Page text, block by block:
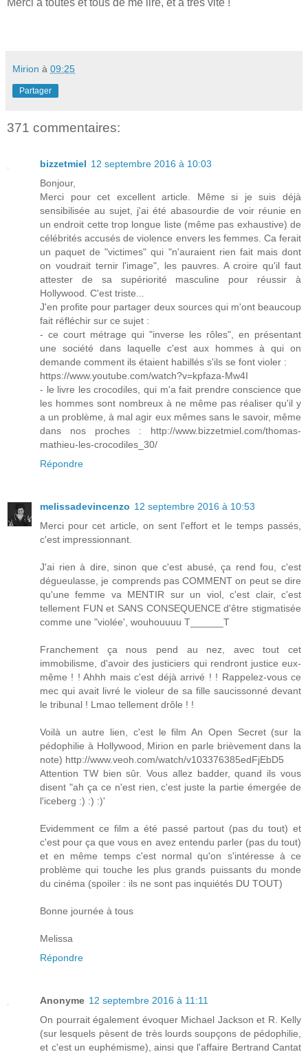
Merci à toutes et tous de me lire, et à très vite !
Mirion à 09:25
Partager
371 commentaires:
bizzetmiel 12 septembre 2016 à 10:03
Bonjour,
Merci pour cet excellent article. Même si je suis déjà
sensibilisée au sujet, j'ai été abasourdie de voir réunie en
un endroit cette trop longue liste (même pas exhaustive) de
célébrités accusés de violence envers les femmes. Ca ferait
un paquet de "victimes" qui "n'auraient rien fait mais dont
on voudrait ternir l'image", les pauvres. A croire qu'il faut
attester de sa supériorité masculine pour réussir à
Hollywood. C'est triste...
J'en profite pour partager deux sources qui m'ont beaucoup
fait réfléchir sur ce sujet :
- ce court métrage qui "inverse les rôles", en présentant
une société dans laquelle c'est aux hommes à qui on
demande comment ils étaient habillés s'ils se font violer :
https://www.youtube.com/watch?v=kpfaza-Mw4I
- le livre les crocodiles, qui m'a fait prendre conscience que
les hommes sont nombreux à ne même pas réaliser qu'il y
a un problème, à mal agir eux mêmes sans le savoir, même
dans nos proches : http://www.bizzetmiel.com/thomas-
mathieu-les-crocodiles_30/
Répondre
melissadevincenzo 12 septembre 2016 à 10:53
Merci pour cet article, on sent l'effort et le temps passés,
c'est impressionnant.
J'ai rien à dire, sinon que c'est abusé, ça rend fou, c'est
dégueulasse, je comprends pas COMMENT on peut se dire
qu'une femme va MENTIR sur un viol, c'est clair, c'est
tellement FUN et SANS CONSEQUENCE d'être stigmatisée
comme une "violée', wouhouuuu T______T
Franchement ça nous pend au nez, avec tout cet
immobilisme, d'avoir des justiciers qui rendront justice eux-
même ! ! Ahhh mais c'est déjà arrivé ! ! Rappelez-vous ce
mec qui avait livré le violeur de sa fille saucissonné devant
le tribunal ! Lmao tellement drôle ! !
Voilà un autre lien, c'est le film An Open Secret (sur la
pédophilie à Hollywood, Mirion en parle brièvement dans la
note) http://www.veoh.com/watch/v103376385edFjEbD5
Attention TW bien sûr. Vous allez badder, quand ils vous
disent "ah ça ce n'est rien, c'est juste la partie émergée de
l'iceberg :) :) :)'
Evidemment ce film a été passé partout (pas du tout) et
c'est pour ça que vous en avez entendu parler (pas du tout)
et en même temps c'est normal qu'on s'intéresse à ce
problème qui touche les plus grands puissants du monde
du cinéma (spoiler : ils ne sont pas inquiétés DU TOUT)
Bonne journée à tous
Melissa
Répondre
Anonyme 12 septembre 2016 à 11:11
On pourrait également évoquer Michael Jackson et R. Kelly
(sur lesquels pèsent de très lourds soupçons de pédophilie,
et c'est un euphémisme), ainsi que l'affaire Bertrand Cantat